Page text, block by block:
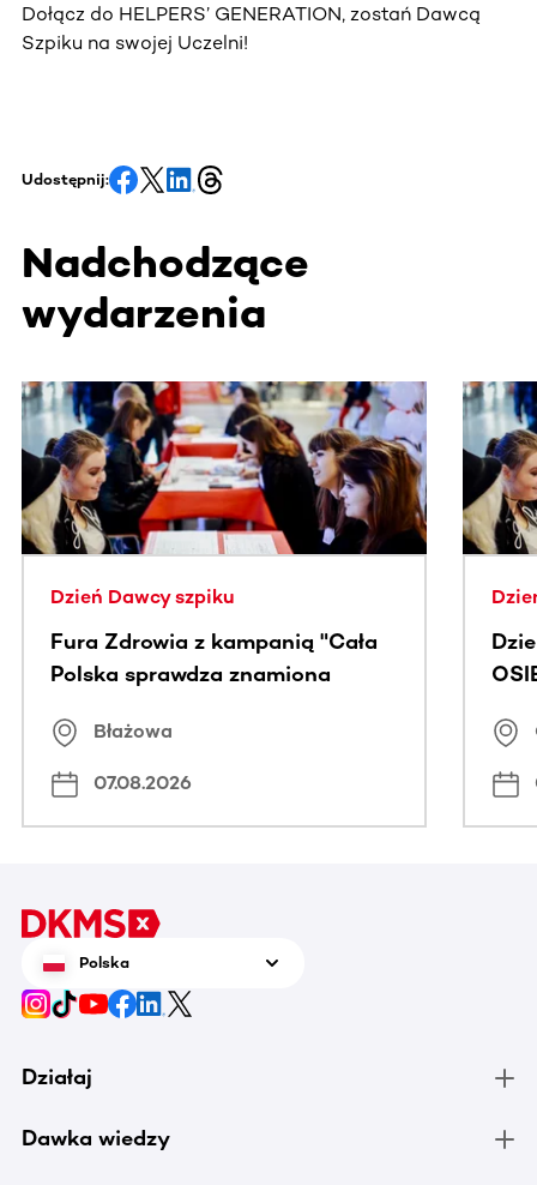
Dołącz do HELPERS’ GENERATION, zostań Dawcą
Szpiku na swojej Uczelni!
Udostępnij:
Nadchodzące
wydarzenia
Ta sekcja zawiera treści przewijane w poziomie. Użyj
Dzień Dawcy szpiku
Fura Zdrowia z kampanią "Cała
Polska sprawdza znamiona
Błażowa
07.08.2026
Polska
Działaj
Dawka wiedzy